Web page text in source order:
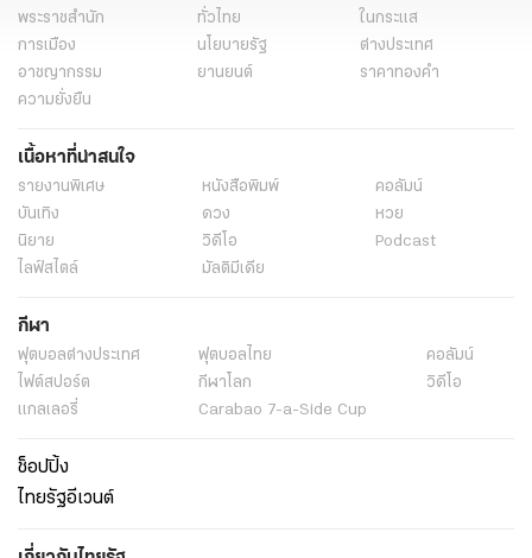
พระราชสำนัก ทั่วไทย
ในกระแส
การเมือง
นโยบายรัฐ
ต่างประเทศ
อาชญากรรม
ยานยนต์
ราคาทองคำ
ความยั่งยืน
เนื้อหาที่น่าสนใจ
รายงานพิเศษ หนังสือพิมพ์
คอลัมน์
บันเทิง
ดวง
หวย
นิยาย
วิดีโอ
Podcast
ไลฟ์สไตล์
มัลติมีเดีย
กีฬา
ฟุตบอลต่่างประเทศ ฟุตบอลไทย
คอลัมน์
ไฟต์สปอร์ต
กีฬาโลก
วิดีโอ
แกลเลอรี่
Carabao 7-a-Side Cup
ช็อปปิ้ง
ไทยรัฐอีเวนต์